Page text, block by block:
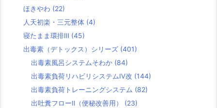
ほきやわ (22)
人天初楽・三元整体 (4)
寝たまま環排Ⅲ (45)
出毒素（デトックス）シリーズ (401)
出毒素風呂システムそわか (84)
出毒素負荷リハビリシステムⅣ改 (144)
出毒素負荷トレーニングシステム (82)
出吐糞フローⅡ（便秘改善用） (23)